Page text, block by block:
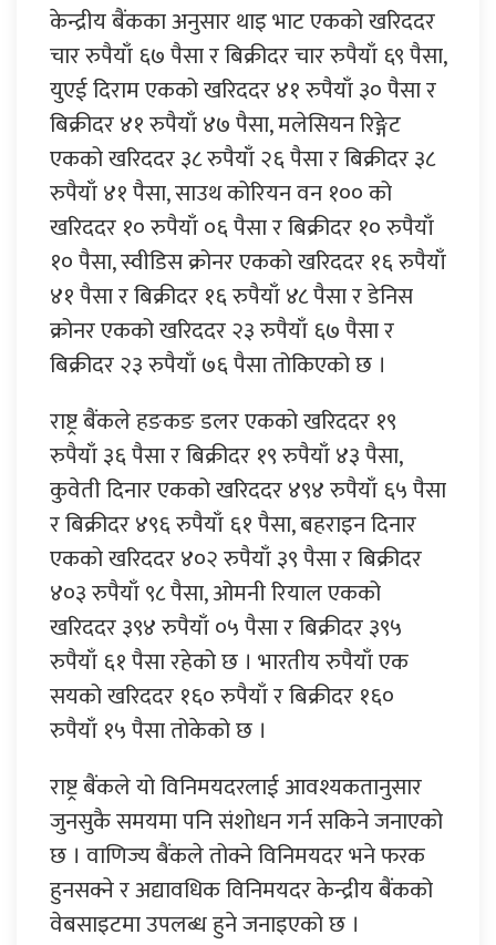
केन्द्रीय बैंकका अनुसार थाइ भाट एकको खरिददर
चार रुपैयाँ ६७ पैसा र बिक्रीदर चार रुपैयाँ ६९ पैसा,
युएई दिराम एकको खरिददर ४१ रुपैयाँ ३० पैसा र
बिक्रीदर ४१ रुपैयाँ ४७ पैसा, मलेसियन रिङ्गेट
एकको खरिददर ३८ रुपैयाँ २६ पैसा र बिक्रीदर ३८
रुपैयाँ ४१ पैसा, साउथ कोरियन वन १०० को
खरिददर १० रुपैयाँ ०६ पैसा र बिक्रीदर १० रुपैयाँ
१० पैसा, स्वीडिस क्रोनर एकको खरिददर १६ रुपैयाँ
४१ पैसा र बिक्रीदर १६ रुपैयाँ ४८ पैसा र डेनिस
क्रोनर एकको खरिददर २३ रुपैयाँ ६७ पैसा र
बिक्रीदर २३ रुपैयाँ ७६ पैसा तोकिएको छ ।
राष्ट्र बैंकले हङकङ डलर एकको खरिददर १९
रुपैयाँ ३६ पैसा र बिक्रीदर १९ रुपैयाँ ४३ पैसा,
कुवेती दिनार एकको खरिददर ४९४ रुपैयाँ ६५ पैसा
र बिक्रीदर ४९६ रुपैयाँ ६१ पैसा, बहराइन दिनार
एकको खरिददर ४०२ रुपैयाँ ३९ पैसा र बिक्रीदर
४०३ रुपैयाँ ९८ पैसा, ओमनी रियाल एकको
खरिददर ३९४ रुपैयाँ ०५ पैसा र बिक्रीदर ३९५
रुपैयाँ ६१ पैसा रहेको छ । भारतीय रुपैयाँ एक
सयको खरिददर १६० रुपैयाँ र बिक्रीदर १६०
रुपैयाँ १५ पैसा तोकेको छ ।
राष्ट्र बैंकले यो विनिमयदरलाई आवश्यकतानुसार
जुनसुकै समयमा पनि संशोधन गर्न सकिने जनाएको
छ । वाणिज्य बैंकले तोक्ने विनिमयदर भने फरक
हुनसक्ने र अद्यावधिक विनिमयदर केन्द्रीय बैंकको
वेबसाइटमा उपलब्ध हुने जनाइएको छ ।